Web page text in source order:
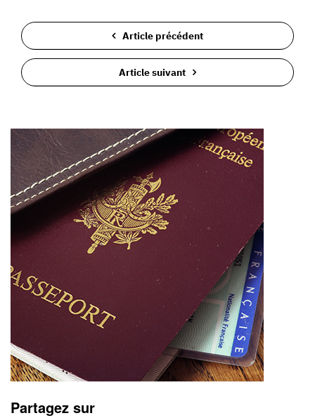
Article précédent
Article suivant
Partagez sur